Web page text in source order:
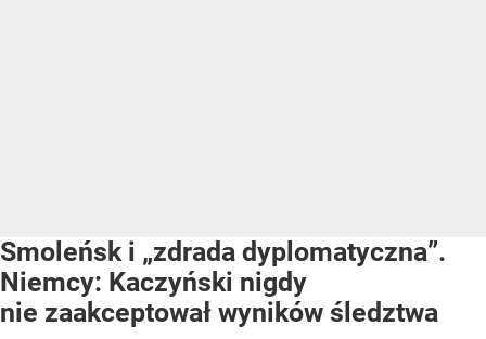
Smoleńsk i „zdrada dyplomatyczna”.
Niemcy: Kaczyński nigdy
nie zaakceptował wyników śledztwa